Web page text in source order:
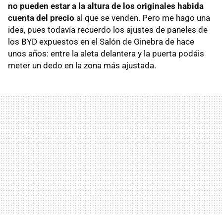
no pueden estar a la altura de los originales habida
cuenta del precio al que se venden. Pero me hago una
idea, pues todavía recuerdo los ajustes de paneles de
los BYD expuestos en el Salón de Ginebra de hace
unos años: entre la aleta delantera y la puerta podáis
meter un dedo en la zona más ajustada.